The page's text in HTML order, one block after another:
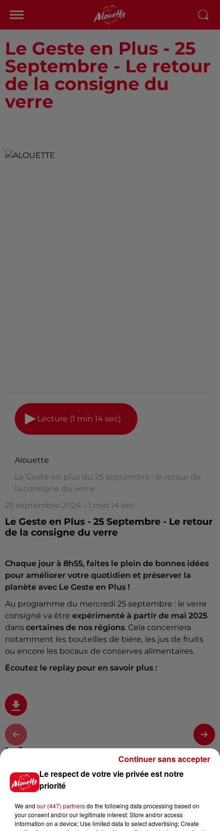
Le Geste en Plus - 25
Septembre - Le retour
de la consigne du
verre
Lecture (1 min 14 sec)
Alouette
Le Geste en plus du 25 septembre : le retour de
la consigne du verre
25 septembre 2024 - 1 min 14 sec
Le Geste en Plus - 25 Septembre - Le retour
de la consigne du verre
Chaque jour à 8h55, faites le plein de bonnes idées
pour améliorer votre quotidien et préserver la
planète avec Le Geste en Plus !
Au programme du mercredi 25 septembre : le verre
consigné va être expérimenté à partir de mai 2025
dans certaines de nos régions. Cela concernera
notamment les bouteilles de bière, les jus de fruits
ou encore les bocaux de conserves alimentaires.
Écoutez le replay pour en savoir plus :
Infos
11h51
Le respect de votre vie privée est notre
priorité
We and our (447) partnersdo the following data processing based on
your consent and/or our legitimate interest: Store and/or access
information on a device; Use limited data to select advertising; Create
Continuer sans accepter